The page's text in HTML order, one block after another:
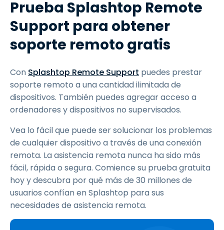
Prueba Splashtop Remote
Support para obtener
soporte remoto gratis
Con Splashtop Remote Support puedes prestar
soporte remoto a una cantidad ilimitada de
dispositivos. También puedes agregar acceso a
ordenadores y dispositivos no supervisados.
Vea lo fácil que puede ser solucionar los problemas
de cualquier dispositivo a través de una conexión
remota. La asistencia remota nunca ha sido más
fácil, rápida o segura. Comience su prueba gratuita
hoy y descubra por qué más de 30 millones de
usuarios confían en Splashtop para sus
necesidades de asistencia remota.